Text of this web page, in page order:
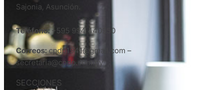
Sajonia, Asunción.
Teléfono:+595 994 440950
Correos:cpdp1941@gmail.com –
secretaria@cpdp.com.py
SECCIONES